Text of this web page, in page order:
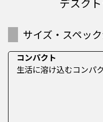
デスク
サイズ・スペッ
コンパクト
生活に溶け込むコンパ